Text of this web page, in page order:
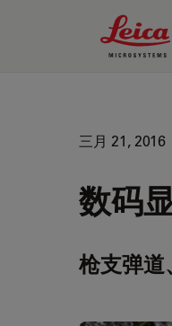
Leica
三月 21, 2016
数码
枪支弹道